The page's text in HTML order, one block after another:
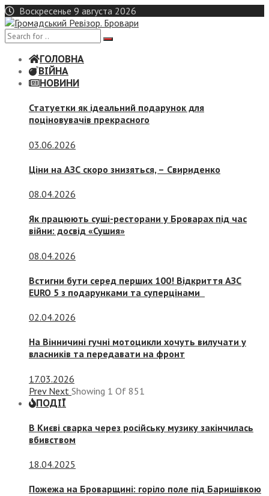
Skip
to
content
Воскресенье 9 августа 2026
ГОЛОВНА
ВІЙНА
НОВИНИ
Статуетки як ідеальний подарунок для
поціновувачів прекрасного
03.06.2026
Ціни на АЗС скоро знизяться, – Свириденко
08.04.2026
Як працюють суші-ресторани у Броварах під час
війни: досвід «Сушия»
08.04.2026
Встигни бути серед перших 100! Відкриття АЗС
EURO 5 з подарунками та суперцінами
02.04.2026
На Вінничині гучні мотоцикли хочуть вилучати у
власників та передавати на фронт
17.03.2026
Prev Next Showing 1 Of 851
ПОДІЇ
В Києві сварка через російську музику закінчилась
вбивством
18.04.2025
Пожежа на Броварщині: горіло поле під Баришівкою